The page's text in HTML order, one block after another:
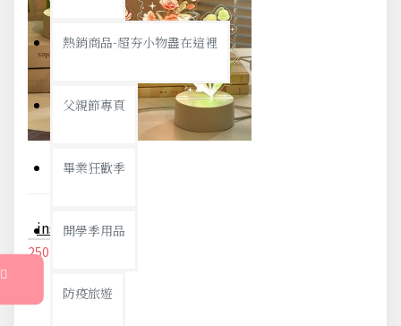
熱銷商品-超夯小物盡在這裡
父親節專頁
畢業狂歡季
開學季用品
防疫旅遊
ins風小夜燈 氛圍燈 裝飾燈 裝飾擺件 交換禮物 玫瑰 鬱金香 情人節
250元